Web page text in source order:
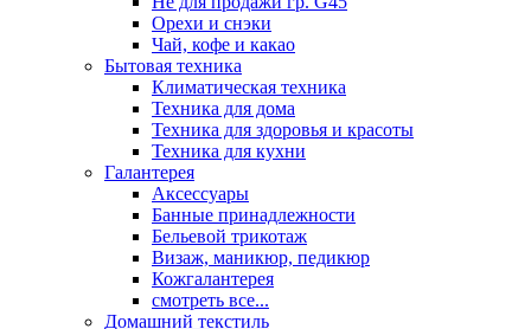
Орехи и снэки
Чай, кофе и какао
Бытовая техника
Климатическая техника
Техника для дома
Техника для здоровья и красоты
Техника для кухни
Галантерея
Аксессуары
Банные принадлежности
Бельевой трикотаж
Визаж, маникюр, педикюр
Кожгалантерея
смотреть все...
Домашний текстиль